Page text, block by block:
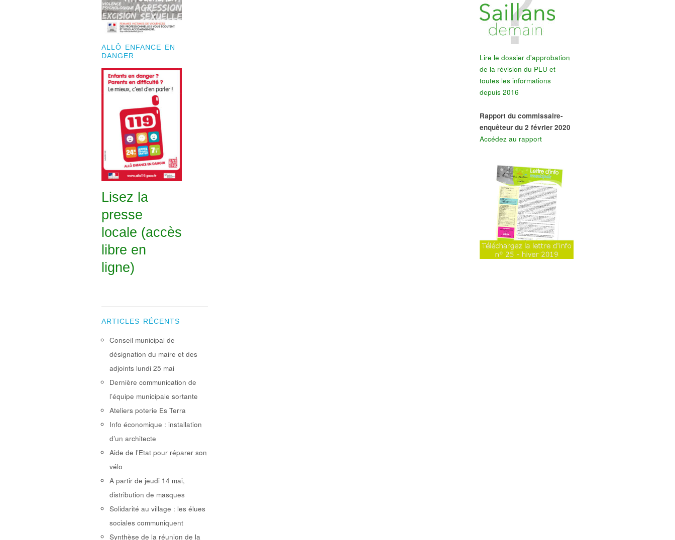
ALLÔ ENFANCE EN
DANGER
Lisez la
presse
locale (accès
libre en
ligne)
Lire le dossier d'approbation
de la révision du PLU et
toutes les informations
depuis 2016
Rapport du commissaire-
enquêteur du 2 février 2020
Accédez au rapport
ARTICLES RÉCENTS
Conseil municipal de
désignation du maire et des
adjoints lundi 25 mai
Dernière communication de
l’équipe municipale sortante
Ateliers poterie Es Terra
Info économique : installation
d’un architecte
Aide de l’Etat pour réparer son
vélo
A partir de jeudi 14 mai,
distribution de masques
Solidarité au village : les élues
sociales communiquent
Synthèse de la réunion de la